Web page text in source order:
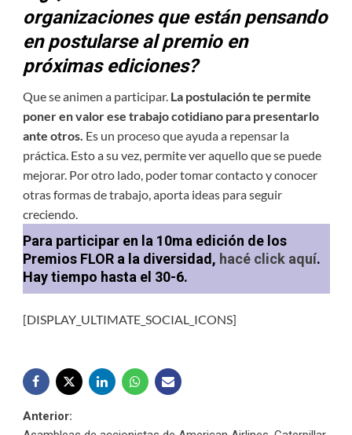
organizaciones que están pensando
en postularse al premio en
próximas ediciones?
Que se animen a participar. La postulación te permite
poner en valor ese trabajo cotidiano para presentarlo
ante otros. Es un proceso que ayuda a repensar la
práctica. Esto a su vez, permite ver aquello que se puede
mejorar. Por otro lado, poder tomar contacto y conocer
otras formas de trabajo, aporta ideas para seguir
creciendo.
Para participar en la 10ma edición de los
Premios FLOR a la diversidad, hacé click aquí.
Hay tiempo hasta el 30-6.
[DISPLAY_ULTIMATE_SOCIAL_ICONS]
Navegación
Anterior: